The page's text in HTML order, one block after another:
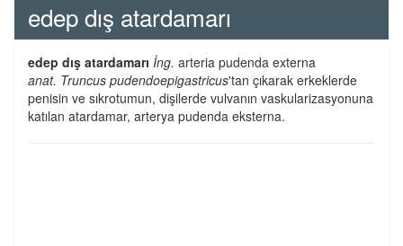
edep dış atardamarı
edep dış atardamarı İng. arteria pudenda externa
anat. Truncus pudendoepigastricus'tan çıkarak erkeklerde
penisin ve sıkrotumun, dişilerde vulvanın vaskularizasyonuna
katılan atardamar, arterya pudenda eksterna.